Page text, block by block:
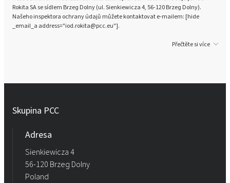
Rokita SA se sídlem Brzeg Dolny (ul. Sienkiewicza 4, 56-120 Brzeg Dolny).
Našeho inspektora ochrany údajů můžete kontaktovat e-mailem: [hide
_email_a address="iod.rokita@pcc.eu"].
Přečtěte si více
Skupina PCC
Adresa
Sienkiewicza 4
56-120 Brzeg Dolny
Poland